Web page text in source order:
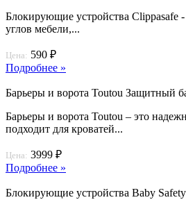
Блокирующие устройства Clippasafe
углов мебели,...
Цена: 590 ₽
Подробнее »
Барьеры и ворота Toutou Защитный
Барьеры и ворота Toutou – это
подходит для кроватей...
Цена: 3999 ₽
Подробнее »
Блокирующие устройства Baby